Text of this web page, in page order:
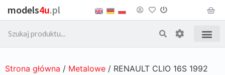
models4u.pl
Strona główna / Metalowe / RENAULT CLIO 16S 1992